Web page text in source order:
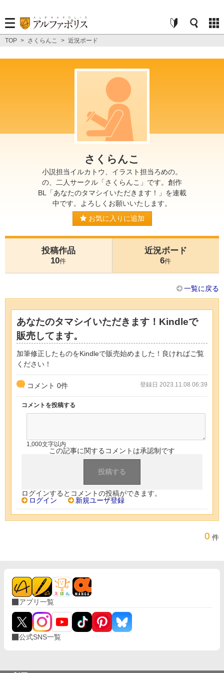
TOP > さくらんこ > 近況ボード
さくらんこ
小説担当イルカトウ、イラスト担当ろめの。
の、二人サークル「さくらんこ」です。創作
BL「あなたのタマシイいただきます！」を連載
中です。よろしくお願いいたします。
お気に入りに追加
投稿作品
10件
近況ボード
6件
一覧に戻る
あなたのタマシイいただきます！Kindleで
販売してます。
加筆修正したものをKindleで販売始めました！良ければご覧
ください！
コメント 0件 登録日 2023.11.08 06:39
コメントを投稿する
1,000文字以内
この記事に関するコメントは承認制です
ログインするとコメントの投稿ができます。
ログイン
新規ユーザ登録
0 件
アプリ一覧
公式SNS一覧